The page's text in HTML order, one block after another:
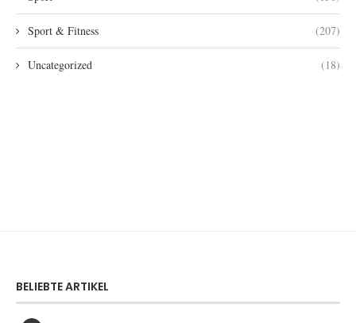
Sport & Fitness (207)
Uncategorized (18)
BELIEBTE ARTIKEL